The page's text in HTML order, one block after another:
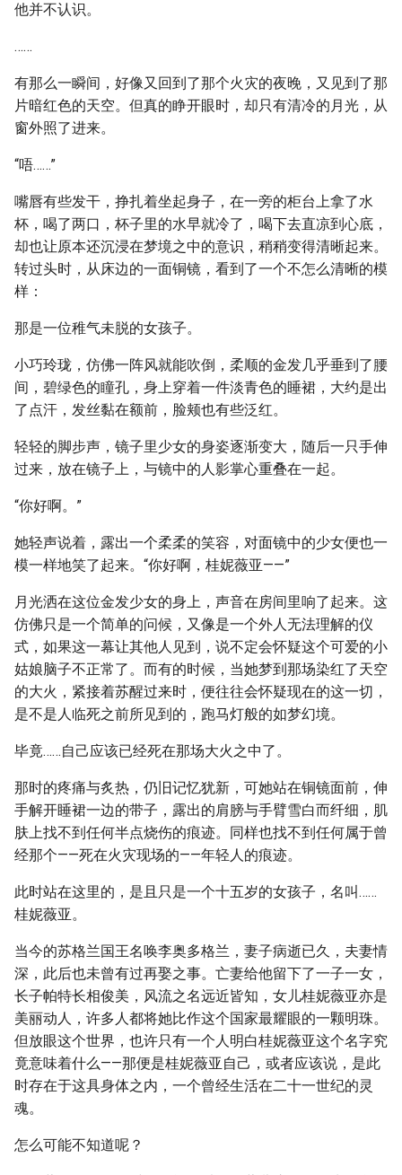
他并不认识。
……
有那么一瞬间，好像又回到了那个火灾的夜晚，又见到了那
片暗红色的天空。但真的睁开眼时，却只有清冷的月光，从
窗外照了进来。
“唔……”
嘴唇有些发干，挣扎着坐起身子，在一旁的柜台上拿了水
杯，喝了两口，杯子里的水早就冷了，喝下去直凉到心底，
却也让原本还沉浸在梦境之中的意识，稍稍变得清晰起来。
转过头时，从床边的一面铜镜，看到了一个不怎么清晰的模
样：
那是一位稚气未脱的女孩子。
小巧玲珑，仿佛一阵风就能吹倒，柔顺的金发几乎垂到了腰
间，碧绿色的瞳孔，身上穿着一件淡青色的睡裙，大约是出
了点汗，发丝黏在额前，脸颊也有些泛红。
轻轻的脚步声，镜子里少女的身姿逐渐变大，随后一只手伸
过来，放在镜子上，与镜中的人影掌心重叠在一起。
“你好啊。”
她轻声说着，露出一个柔柔的笑容，对面镜中的少女便也一
模一样地笑了起来。“你好啊，桂妮薇亚——”
月光洒在这位金发少女的身上，声音在房间里响了起来。这
仿佛只是一个简单的问候，又像是一个外人无法理解的仪
式，如果这一幕让其他人见到，说不定会怀疑这个可爱的小
姑娘脑子不正常了。而有的时候，当她梦到那场染红了天空
的大火，紧接着苏醒过来时，便往往会怀疑现在的这一切，
是不是人临死之前所见到的，跑马灯般的如梦幻境。
毕竟……自己应该已经死在那场大火之中了。
那时的疼痛与炙热，仍旧记忆犹新，可她站在铜镜面前，伸
手解开睡裙一边的带子，露出的肩膀与手臂雪白而纤细，肌
肤上找不到任何半点烧伤的痕迹。同样也找不到任何属于曾
经那个——死在火灾现场的——年轻人的痕迹。
此时站在这里的，是且只是一个十五岁的女孩子，名叫……
桂妮薇亚。
当今的苏格兰国王名唤李奥多格兰，妻子病逝已久，夫妻情
深，此后也未曾有过再娶之事。亡妻给他留下了一子一女，
长子帕特长相俊美，风流之名远近皆知，女儿桂妮薇亚亦是
美丽动人，许多人都将她比作这个国家最耀眼的一颗明珠。
但放眼这个世界，也许只有一个人明白桂妮薇亚这个名字究
竟意味着什么——那便是桂妮薇亚自己，或者应该说，是此
时存在于这具身体之内，一个曾经生活在二十一世纪的灵
魂。
怎么可能不知道呢？